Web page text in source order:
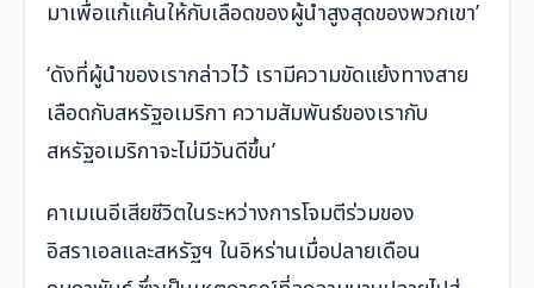
มาเพื่อแก้แค้นให้กับเลือดของผู้นำสูงสุดของพวกเขา’
‘ดังที่ผู้นำของเรากล่าวไว้ เรามีความขัดแย้งทางสาย
เลือดกับสหรัฐอเมริกา ความสัมพันธ์ของเรากับ
สหรัฐอเมริกาจะไม่มีวันดีขึ้น’
คาเมเนอีเสียชีวิตในระหว่างการโจมตีร่วมของ
อิสราเอลและสหรัฐฯ ในอิหร่านเมื่อปลายเดือน